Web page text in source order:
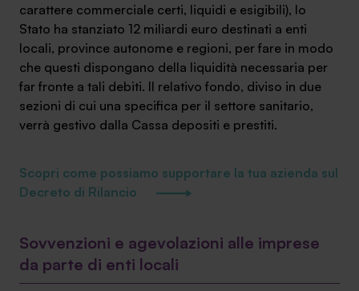
carattere commerciale certi, liquidi e esigibili), lo
Stato ha stanziato 12 miliardi euro destinati a enti
locali, province autonome e regioni, per fare in modo
che questi dispongano della liquidità necessaria per
far fronte a tali debiti. Il relativo fondo, diviso in due
sezioni di cui una specifica per il settore sanitario,
verrà gestivo dalla Cassa depositi e prestiti.
Scopri come possiamo supportare la tua azienda sul
Decreto di Rilancio
Sovvenzioni e agevolazioni alle imprese
da parte di enti locali